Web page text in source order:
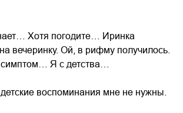
Хотя погодите… Иринка
вечеринку. Ой, в рифму получилось.
Я с детства…
воспоминания мне не нужны.